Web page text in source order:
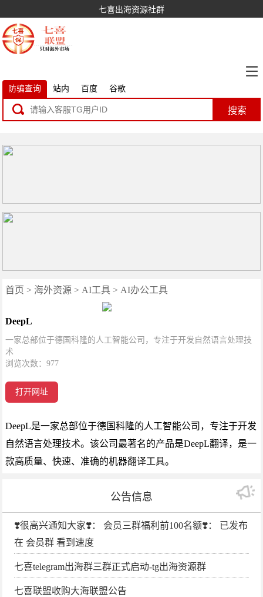
七喜出海资源社群
防骗查询 站内 百度 谷歌
搜索
首页 > 海外资源 > AI工具 > AI办公工具
DeepL
一家总部位于德国科隆的人工智能公司，专注于开发自然语言处理技
术
浏览次数：977
打开网址
DeepL是一家总部位于德国科隆的人工智能公司，专注于开发
自然语言处理技术。该公司最著名的产品是DeepL翻译，是一
款高质量、快速、准确的机器翻译工具。
公告信息
❣️很高兴通知大家❣️： 会员三群福利前100名额❣️： 已发布
在 会员群 看到速度
七喜telegram出海群三群正式启动-tg出海资源群
七喜联盟收购大海联盟公告